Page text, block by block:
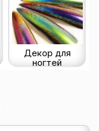
Декор для
ногтей